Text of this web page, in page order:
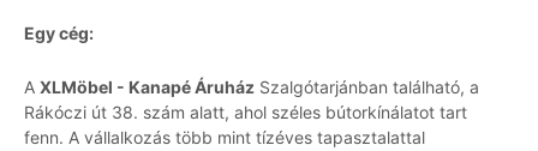
Egy cég:
A XLMöbel - Kanapé Áruház Szalgótarjánban található, a
Rákóczi út 38. szám alatt, ahol széles bútorkínálatot tart
fenn. A vállalkozás több mint tízéves tapasztalattal